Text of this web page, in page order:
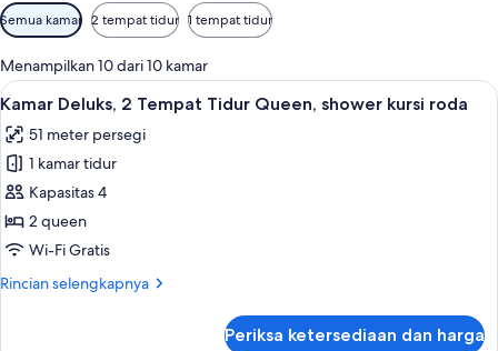
Filter
tersedia
untuk
kamar
Semua kamar 2 tempat tidur 1 tempat tidur
Menampilkan 10 dari 10 kamar
Lihat
semua
foto
untuk
Kamar
Deluks,
2
Tidur
Brankas, setrika/meja setrika, Wi-Fi
1
Kamar Deluks, 2 Tempat Tidur Queen, shower kursi roda
51 meter persegi
1 kamar tidur
Kapasitas 4
2 queen
Wi-Fi Gratis
Rincian selengkapnya
Rincian
Periksa ketersediaan dan harga